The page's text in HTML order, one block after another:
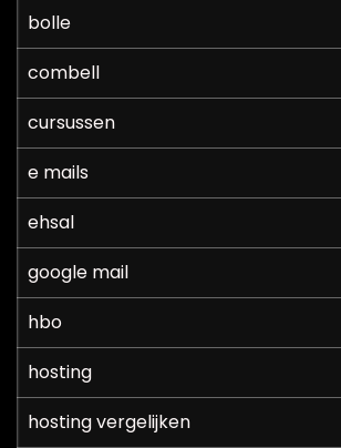
bolle
combell
cursussen
e mails
ehsal
google mail
hbo
hosting
hosting vergelijken